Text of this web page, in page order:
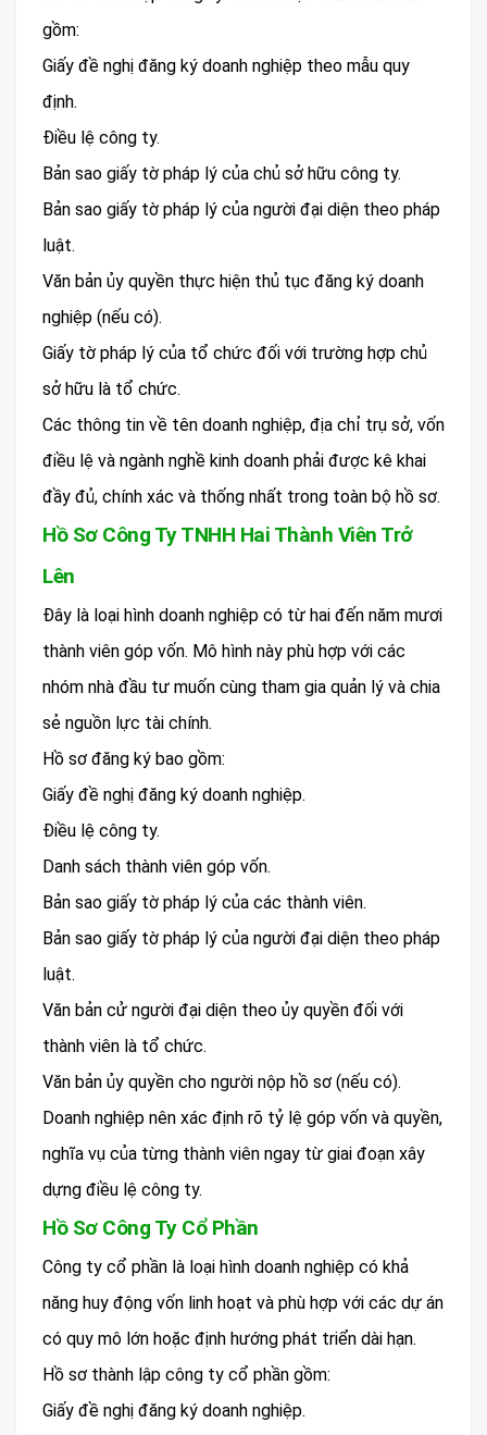
gồm:
Giấy đề nghị đăng ký doanh nghiệp theo mẫu quy
định.
Điều lệ công ty.
Bản sao giấy tờ pháp lý của chủ sở hữu công ty.
Bản sao giấy tờ pháp lý của người đại diện theo pháp
luật.
Văn bản ủy quyền thực hiện thủ tục đăng ký doanh
nghiệp (nếu có).
Giấy tờ pháp lý của tổ chức đối với trường hợp chủ
sở hữu là tổ chức.
Các thông tin về tên doanh nghiệp, địa chỉ trụ sở, vốn
điều lệ và ngành nghề kinh doanh phải được kê khai
đầy đủ, chính xác và thống nhất trong toàn bộ hồ sơ.
Hồ Sơ Công Ty TNHH Hai Thành Viên Trở
Lên
Đây là loại hình doanh nghiệp có từ hai đến năm mươi
thành viên góp vốn. Mô hình này phù hợp với các
nhóm nhà đầu tư muốn cùng tham gia quản lý và chia
sẻ nguồn lực tài chính.
Hồ sơ đăng ký bao gồm:
Giấy đề nghị đăng ký doanh nghiệp.
Điều lệ công ty.
Danh sách thành viên góp vốn.
Bản sao giấy tờ pháp lý của các thành viên.
Bản sao giấy tờ pháp lý của người đại diện theo pháp
luật.
Văn bản cử người đại diện theo ủy quyền đối với
thành viên là tổ chức.
Văn bản ủy quyền cho người nộp hồ sơ (nếu có).
Doanh nghiệp nên xác định rõ tỷ lệ góp vốn và quyền,
nghĩa vụ của từng thành viên ngay từ giai đoạn xây
dựng điều lệ công ty.
Hồ Sơ Công Ty Cổ Phần
Công ty cổ phần là loại hình doanh nghiệp có khả
năng huy động vốn linh hoạt và phù hợp với các dự án
có quy mô lớn hoặc định hướng phát triển dài hạn.
Hồ sơ thành lập công ty cổ phần gồm:
Giấy đề nghị đăng ký doanh nghiệp.